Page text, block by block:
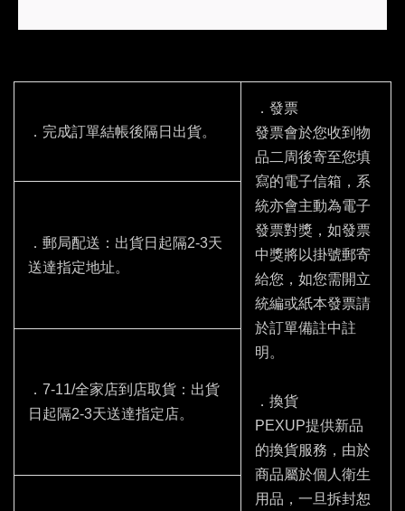
．完成訂單結帳後隔日出貨。
．發票
發票會於您收到物
品二周後寄至您填
寫的電子信箱，系
統亦會主動為電子
發票對獎，如發票
中獎將以掛號郵寄
給您，如您需開立
統編或紙本發票請
於訂單備註中註
明。
．換貨
PEXUP提供新品
的換貨服務，由於
商品屬於個人衛生
用品，一旦拆封恕
．郵局配送：出貨日起隔2-3天
送達指定地址。
．7-11/全家店到店取貨：出貨
日起隔2-3天送達指定店。